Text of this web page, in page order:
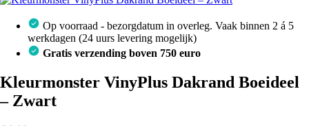
Op voorraad - bezorgdatum in overleg. Vaak binnen 2 á 5
werkdagen (24 uurs levering mogelijk)
Gratis verzending boven 750 euro
Kleurmonster VinyPlus Dakrand Boeideel
– Zwart